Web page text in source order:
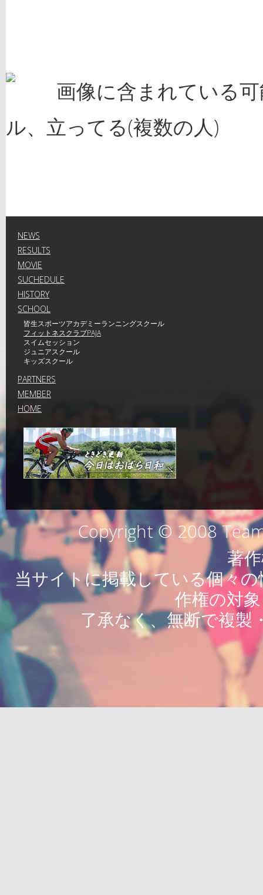
NEWS
RESULTS
MOVIE
SUCHEDULE
HISTORY
SCHOOL
皆生スポーツアカデミーランニングスクール
フィットネスクラブPAJA
スイムセッション
ジュニアスクール
キッズスクール
PARTNERS
MEMBER
HOME
Copyright © 2008 Team
著
当サイトに掲載している個々
作権の対
了承なく、無断で複製